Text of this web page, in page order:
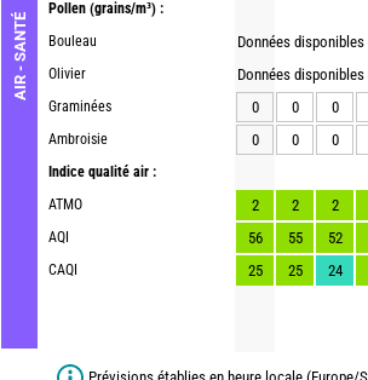
AIR - SANTÉ
Pollen (grains/m³) :
Bouleau
Olivier
Graminées
Ambroisie
Indice qualité air :
ATMO
AQI
CAQI
Données
Données
0
0 0
0
0 0
2 2 2
56
55 52
25
25 24